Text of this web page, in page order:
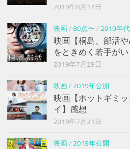
2019年8月12日
映画/ 80点〜 / 2010年代
映画【桐島、部活
をときめく若手が
2019年7月29日
映画/ 2019年公開
映画【ホットギミ
イ】感想
2019年7月21日
映画/ 2019年公開